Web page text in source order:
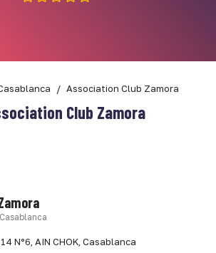
Association Club Zamora
Club Zamora
N°6, AIN CHOK, Casablanca